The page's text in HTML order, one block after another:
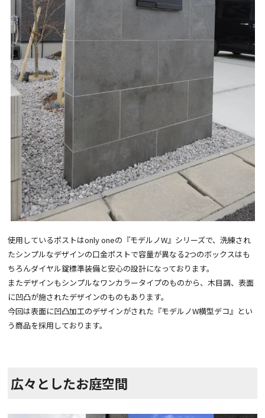
使用しているポストはonly oneの『モデルノW』シリーズで、洗練され
たシンプルなデザインの口金ポストで容量が異なる2つのボックスはも
ちろんダイヤル錠標準装備と安心の設計になっております。
またデザインもシンプルなワンカラータイプのものから、木目調、表面
に凹凸が施されたデザインのものもあります。
今回は表面に凹凸加工のデザインがされた『モデルノW横型デコ』とい
う商品を採用しております。
広々としたお庭空間